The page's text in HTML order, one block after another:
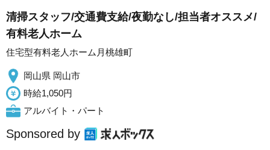
清掃スタッフ/交通費支給/夜勤なし/担当者オススメ/
有料老人ホーム
住宅型有料老人ホーム月桃雄町
岡山県 岡山市
時給1,050円
アルバイト・パート
Sponsored by